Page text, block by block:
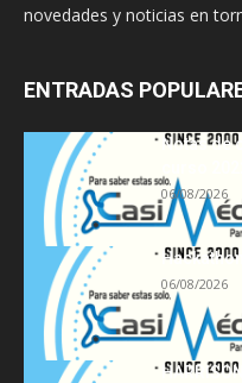
novedades y noticias en
ENTRADAS
Notas de
curso
06/08/2026
06/08/2026